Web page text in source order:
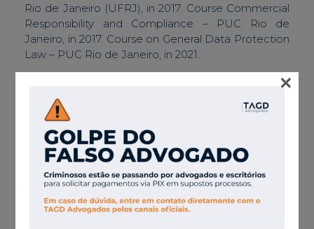
Rio de Janeiro (UFRJ), in 2017. Course Commercial
Responsibility and Compliance – PUC Rio de
Janeiro, in 2017. Course on General Data Protection
Law – PUC Rio de Janeiro, in 2021.
Wagner Barros works in the corporate area in
general, especially in the preparation of bylaws and
articles of incorporation, shareholders and
quotaholders agreements, minutes and other
corporate documents. He also provides legal
advice on corporate matters and commercial
transactions for Brazilian and foreign clients.
Associations
×